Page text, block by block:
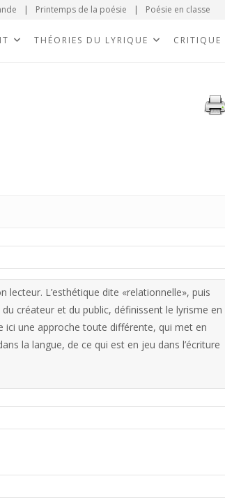
| Printemps de la poésie | Poésie en classe
THÉORIES DU LYRIQUE CRITIQUE
lecteur. L’esthétique dite «relationnelle», puis
créateur et du public, définissent le lyrisme en
ici une approche toute différente, qui met en
la langue, de ce qui est en jeu dans l’écriture